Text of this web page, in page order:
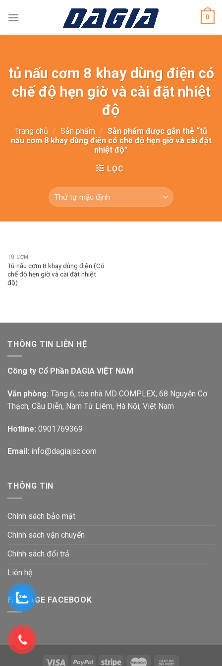
0
tủ nấu cơm 8 khay dùng điện có
chế độ hẹn giờ và cài đặt nhiệt
độ
Trang chủ / Sản phẩm / Sản phẩm được gắn thẻ “tủ
nấu cơm 8 khay dùng điện có chế độ hẹn giờ và cài đặt
nhiệt độ”
LỌC
TỦ CƠM
Tủ nấu cơm 8 khay dùng điện (Có
chế độ hẹn giờ và cài đặt nhiệt
độ)
THÔNG TIN LIÊN HỆ
Công ty Cổ Phần DAGIA VIỆT NAM
Văn phòng: Tầng 6, tòa nhà MD COMPLEX, 68 Nguyễn Cơ
Thạch, Cầu Diễn, Nam Từ Liêm, Hà Nội, Việt Nam
Hotline: 0901769369
Email: info@dagiajsc.com
THÔNG TIN
Chính sách bảo mật
Chính sách vận chuyển
Chính sách đổi trả
Liên hệ
FANPAGE FACEBOOK